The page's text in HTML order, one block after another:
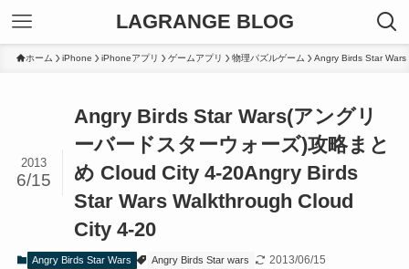
LAGRANGE BLOG
ホーム iPhone iPhoneアプリ ゲームアプリ 物理パズルゲーム Angry Birds Star Wars
Angry Birds Star Wars(アングリ
ーバードスターウォーズ)攻略まと
め Cloud City 4-20Angry Birds
Star Wars Walkthrough Cloud
City 4-20
2013
6/15
Angry Birds Star Wars Angry Birds Star wars 2013/06/15